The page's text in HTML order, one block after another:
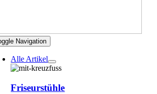
Navigation
Alle Artikel
Friseurstühle